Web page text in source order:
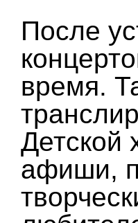
После
время.
Детской
афиши,